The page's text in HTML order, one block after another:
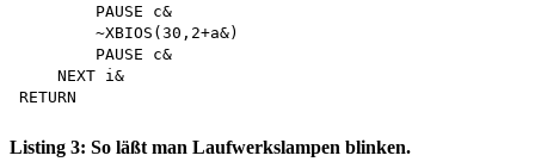
        PAUSE c&
        ~XBIOS(30,2+a&)
        PAUSE c&
    NEXT i&
Listing 3: So läßt man Laufwerkslampen blinken.